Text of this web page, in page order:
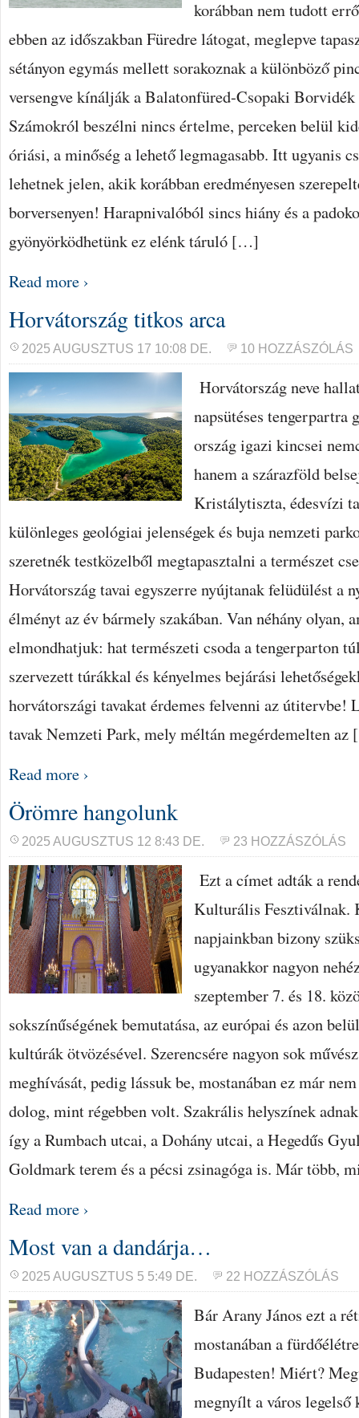
korábban nem tudott
ebben az időszakban Füredre látogat, meglepve
sétányon egymás mellett sorakoznak a különböző
versengve kínálják a Balatonfüred-Csopaki
Számokról beszélni nincs értelme, perceken belül
óriási, a minőség a lehető legmagasabb. Itt ugyanis
lehetnek jelen, akik korábban eredményesen
borversenyen! Harapnivalóból sincs hiány és a
gyönyörködhetünk ez elénk táruló […]
Read more ›
Horvátország titkos arca
2025 AUGUSZTUS 17 10:08 DE. 10 HOZZÁSZÓLÁS
Horvátország neve
napsütéses tengerpartra
ország igazi kincsei
hanem a szárazföld
Kristálytiszta, édesvízi
különleges geológiai jelenségek és buja nemzeti
szeretnék testközelből megtapasztalni a természet
Horvátország tavai egyszerre nyújtanak felüdülést a
élményt az év bármely szakában. Van néhány olyan,
elmondhatjuk: hat természeti csoda a tengerparton
szervezett túrákkal és kényelmes bejárási
horvátországi tavakat érdemes felvenni az útitervbe!
tavak Nemzeti Park, mely méltán megérdemelten
Read more ›
Örömre hangolunk
2025 AUGUSZTUS 12 8:43 DE. 23 HOZZÁSZÓLÁS
Ezt a címet adták a
Kulturális Fesztiválnak.
napjainkban bizony
ugyanakkor nagyon
szeptember 7. és 18.
sokszínűségének bemutatása, az európai és azon
kultúrák ötvözésével. Szerencsére nagyon sok
meghívását, pedig lássuk be, mostanában ez már
dolog, mint régebben volt. Szakrális helyszínek
így a Rumbach utcai, a Dohány utcai, a Hegedűs
Goldmark terem és a pécsi zsinagóga is. Már több,
Read more ›
Most van a dandárja…
2025 AUGUSZTUS 5 5:49 DE. 22 HOZZÁSZÓLÁS
Bár Arany János ezt a
mostanában a
Budapesten! Miért?
megnyílt a város